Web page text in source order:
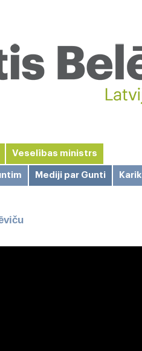
Mediji par Gunti
Veselības ministrs